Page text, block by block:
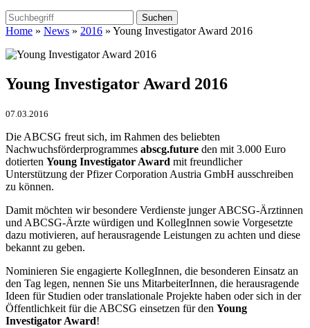
Home » News » 2016 » Young Investigator Award 2016
Young Investigator Award 2016
07.03.2016
Die ABCSG freut sich, im Rahmen des beliebten
Nachwuchsförderprogrammes abscg.future den mit 3.000 Euro
dotierten Young Investigator Award mit freundlicher
Unterstützung der Pfizer Corporation Austria GmbH ausschreiben
zu können.
Damit möchten wir besondere Verdienste junger ABCSG-Ärztinnen
und ABCSG-Ärzte würdigen und KollegInnen sowie Vorgesetzte
dazu motivieren, auf herausragende Leistungen zu achten und diese
bekannt zu geben.
Nominieren Sie engagierte KollegInnen, die besonderen Einsatz an
den Tag legen, nennen Sie uns MitarbeiterInnen, die herausragende
Ideen für Studien oder translationale Projekte haben oder sich in der
Öffentlichkeit für die ABCSG einsetzen für den Young
Investigator Award!